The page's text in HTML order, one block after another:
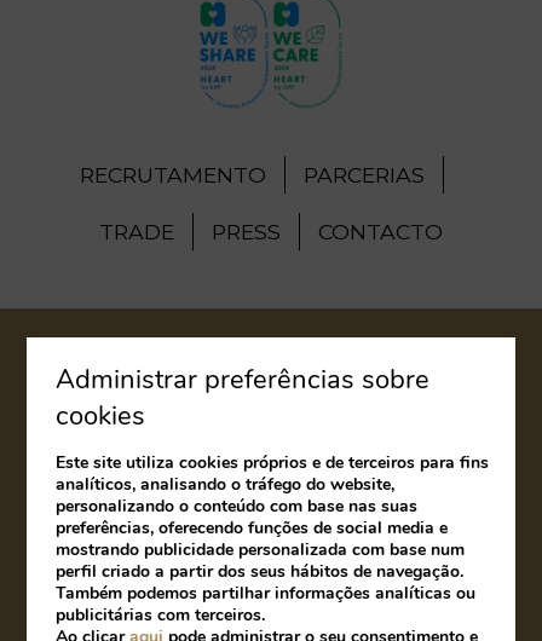
RECRUTAMENTO PARCERIAS
TRADE PRESS CONTACTO
AVISO LEGAL
LIVRO DE RECLAMAÇÕES
Desenvolvido pormirai
Administrar preferências sobre
cookies
Este site utiliza cookies próprios e de terceiros para fins
analíticos, analisando o tráfego do website,
personalizando o conteúdo com base nas suas
preferências, oferecendo funções de social media e
mostrando publicidade personalizada com base num
perfil criado a partir dos seus hábitos de navegação.
Também podemos partilhar informações analíticas ou
publicitárias com terceiros.